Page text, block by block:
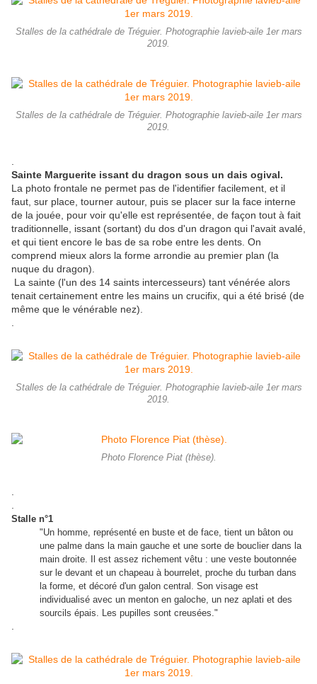
Stalles de la cathédrale de Tréguier. Photographie lavieb-aile 1er mars
2019.
Stalles de la cathédrale de Tréguier. Photographie lavieb-aile 1er mars
2019.
Sainte Marguerite issant du dragon sous un dais ogival.
La photo frontale ne permet pas de l'identifier facilement, et il
faut, sur place, tourner autour, puis se placer sur la face interne
de la jouée, pour voir qu'elle est représentée, de façon tout à fait
traditionnelle, issant (sortant) du dos d'un dragon qui l'avait avalé,
et qui tient encore le bas de sa robe entre les dents. On
comprend mieux alors la forme arrondie au premier plan (la
nuque du dragon).
La sainte (l'un des 14 saints intercesseurs) tant vénérée alors
tenait certainement entre les mains un crucifix, qui a été brisé (de
même que le vénérable nez).
Stalles de la cathédrale de Tréguier. Photographie lavieb-aile 1er mars
2019.
Photo Florence Piat (thèse).
Stalle n°1
"Un homme, représenté en buste et de face, tient un bâton ou
une palme dans la main gauche et une sorte de bouclier dans la
main droite. Il est assez richement vêtu : une veste boutonnée
sur le devant et un chapeau à bourrelet, proche du turban dans
la forme, et décoré d'un galon central. Son visage est
individualisé avec un menton en galoche, un nez aplati et des
sourcils épais. Les pupilles sont creusées."